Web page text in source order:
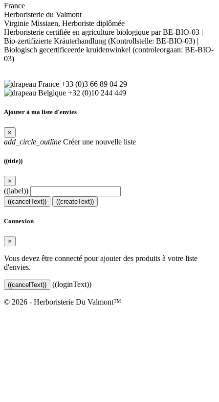
France
Herboristerie du Valmont
Virginie Missiaen, Herboriste diplômée
Herboristerie certifiée en agriculture biologique par BE-BIO-03 |
Bio-zertifizierte Kräuterhandlung (Kontrollstelle: BE-BIO-03) |
Biologisch gecertificeerde kruidenwinkel (controleorgaan: BE-BIO-
03)
+33 (0)3 66 89 04 29
+32 (0)10 244 449
Ajouter à ma liste d'envies
×
add_circle_outline Créer une nouvelle liste
((title))
×
((label))
((cancelText)) ((createText))
Connexion
×
Vous devez être connecté pour ajouter des produits à votre liste
d'envies.
((cancelText)) ((loginText))
© 2026 - Herboristerie Du Valmont™